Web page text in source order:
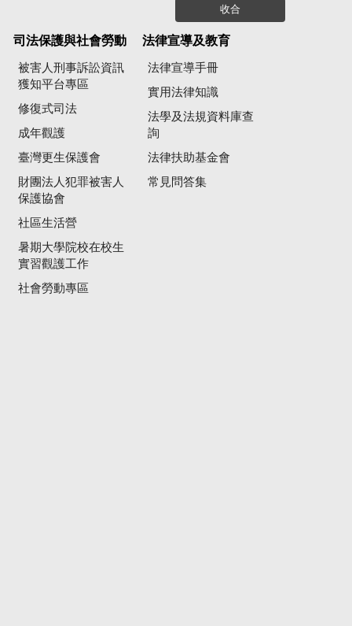
收合
司法保護與社會勞動
被害人刑事訴訟資訊
獲知平台專區
修復式司法
成年觀護
臺灣更生保護會
財團法人犯罪被害人
保護協會
社區生活營
暑期大學院校在校生
實習觀護工作
社會勞動專區
法律宣導及教育
法律宣導手冊
實用法律知識
法學及法規資料庫查
詢
法律扶助基金會
常見問答集